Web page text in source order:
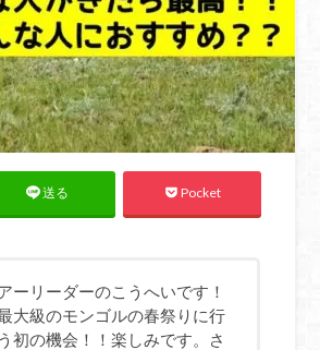
送る Pocket
ーリーダーのこうへいです！
大級のモンゴルの春祭りに行
初の機会！！楽しみです。さ